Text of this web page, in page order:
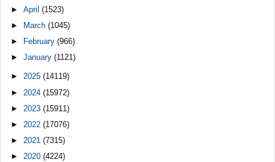
►April(1523)
► March(1045)
►
February(966)
►January(1121)
►2025(14119)
► 2024(15972)
► 2023(15911)
►2022(17076)
►2021(7315)
►2020(4224)